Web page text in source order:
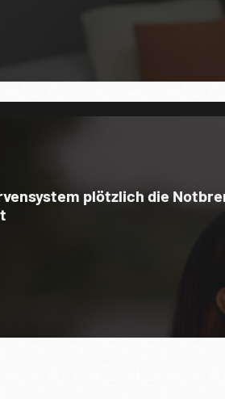
plötzlich die